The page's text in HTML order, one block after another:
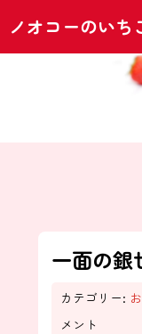
ノオコーのいち
一面の銀
カテゴリー:
メント